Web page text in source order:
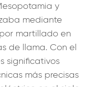
y
mediante
martillado en
de llama. Con el
significativos
más precisas